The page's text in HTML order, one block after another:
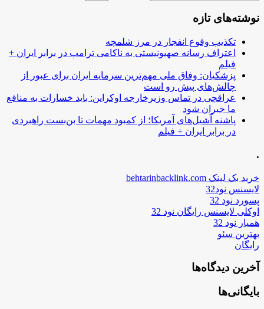
نوشته‌های تازه
تکذیب وقوع انفجار در مرز شلمچه
اعتراف رسانه صهیونیستی به ناکامی ترامپ در برابر ایران +
فیلم
پزشکیان: وفاق ملی مهم‌ترین سرمایه ایران برای عبور از
چالش‌های پیش رو است
عراقچی در تماس وزیرخارجه اوکراین: باید خسارات به منافع
ما جبران شود
پاشنه آشیل‌های آمریکا؛ از کمبود مهمات تا بن‌بست راهبردی
در برابر ایران + فیلم
.
خرید بک لینک behtarinbacklink.com
لایسنس نود32
پسورد نود 32
اوکلی لایسنس رایگان نود 32
همیار نود 32
بهترین سئو
رایگان
آخرین دیدگاه‌ها
بایگانی‌ها